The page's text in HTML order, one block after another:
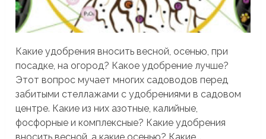
Какие удобрения вносить весной, осенью, при
посадке, на огород? Какое удобрение лучше?
Этот вопрос мучает многих садоводов перед
забитыми стеллажами с удобрениями в садовом
центре. Какие из них азотные, калийные,
фосфорные и комплексные? Какие удобрения